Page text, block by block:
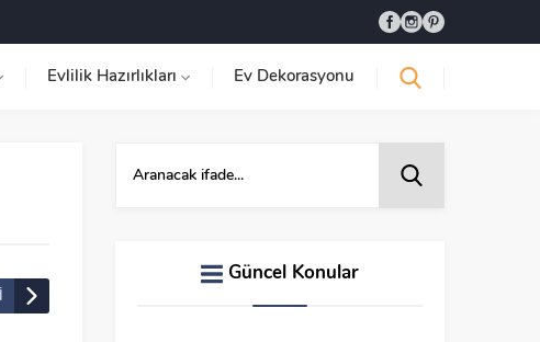
Evlilik Hazırlıkları Ev Dekorasyonu
Güncel Konular